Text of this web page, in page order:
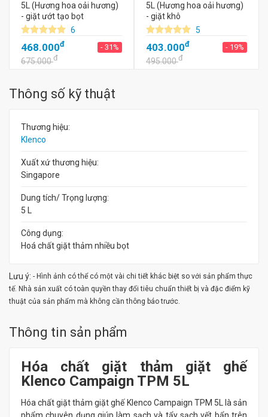
5L (Hương hoa oải hương)
- giặt ướt tạo bọt
6
468.000đ - 31%
675.000đ
5L (Hương hoa oải hương)
- giặt khô
5
403.000đ - 19%
495.000đ
Thông số kỹ thuật
Thương hiệu:
Klenco
Xuất xứ thương hiệu:
Singapore
Dung tích/ Trọng lượng:
5 L
Công dụng:
Hoá chất giặt thảm nhiều bọt
Lưu ý: - Hình ảnh có thể có một vài chi tiết khác biệt so với sản phẩm thực
tế. Nhà sản xuất có toàn quyền thay đổi tiêu chuẩn thiết bị và đặc điểm kỹ
thuật của sản phẩm mà không cần thông báo trước.
Thông tin sản phẩm
Hóa chất giặt thảm giặt ghế
Klenco Campaign TPM 5L
Hóa chất giặt thảm giặt ghế Klenco Campaign TPM 5L là sản